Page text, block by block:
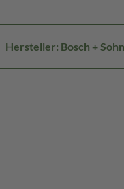
Hersteller: Bosch +